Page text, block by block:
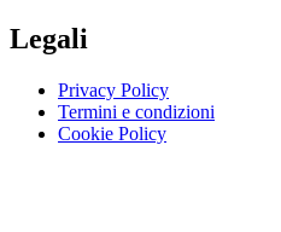
Legali
Privacy Policy
Termini e condizioni
Cookie Policy